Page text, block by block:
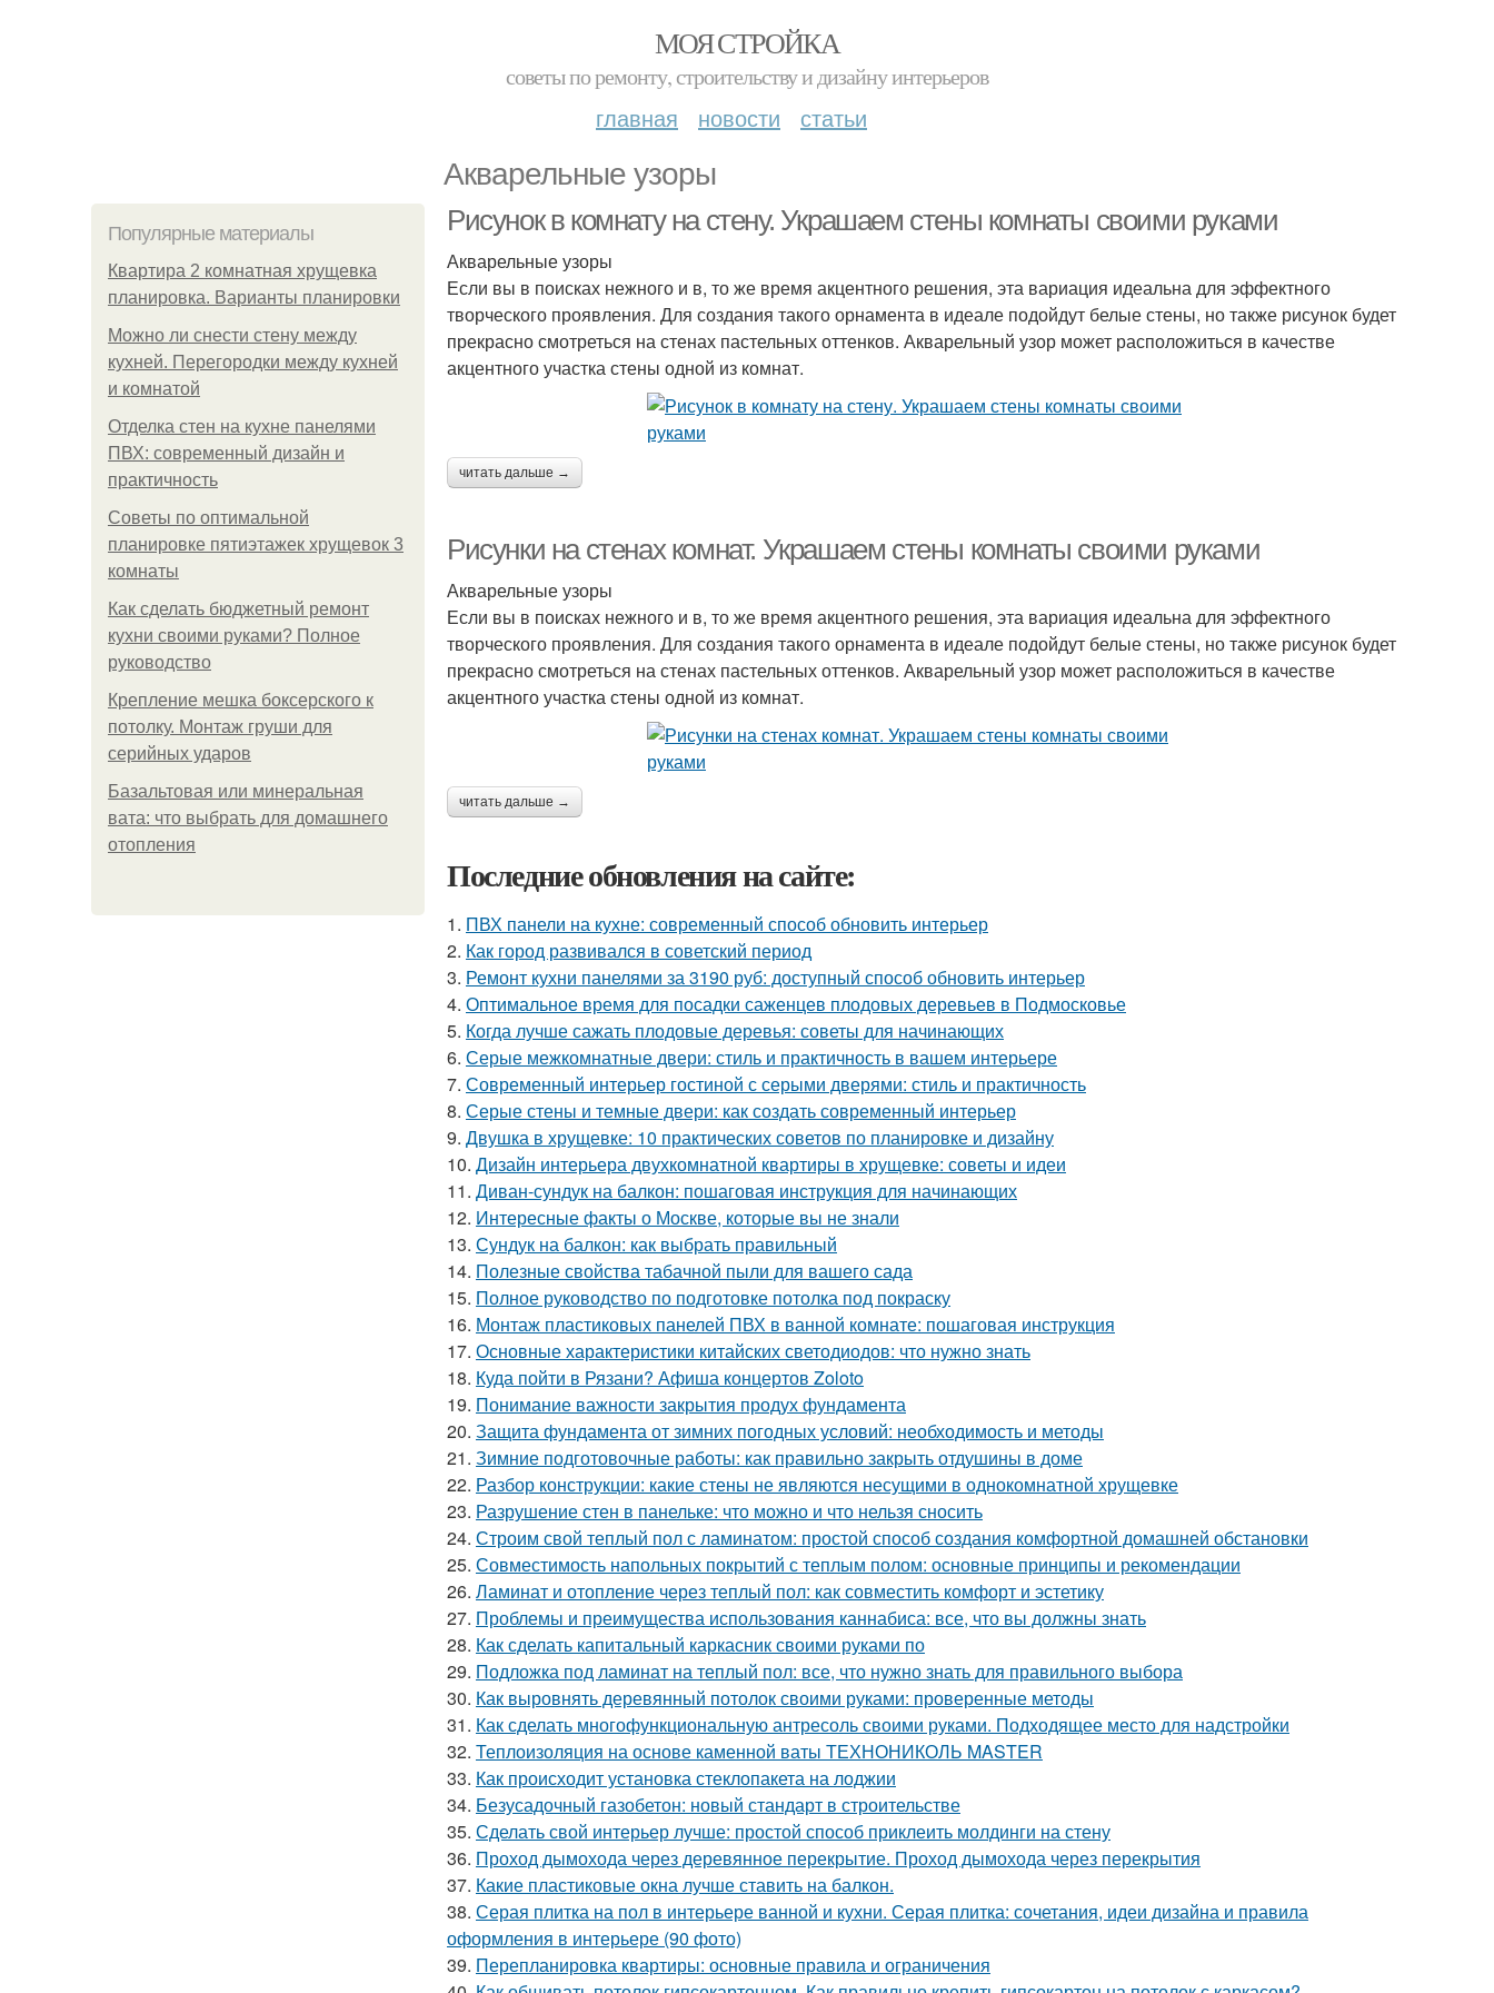
МОЯ СТРОЙКА
советы по ремонту, строительству и дизайну интерьеров
главная новости статьи
Акварельные узоры
Популярные материалы
Квартира 2 комнатная хрущевка
планировка. Варианты планировки
Можно ли снести стену между
кухней. Перегородки между кухней
и комнатой
Отделка стен на кухне панелями
ПВХ: современный дизайн и
практичность
Советы по оптимальной
планировке пятиэтажек хрущевок 3
комнаты
Как сделать бюджетный ремонт
кухни своими руками? Полное
руководство
Крепление мешка боксерского к
потолку. Монтаж груши для
серийных ударов
Базальтовая или минеральная
вата: что выбрать для домашнего
отопления
Рисунок в комнату на стену. Украшаем стены комнаты своими руками
Акварельные узоры
Если вы в поисках нежного и в, то же время акцентного решения, эта вариация идеальна для эффектного
творческого проявления. Для создания такого орнамента в идеале подойдут белые стены, но также рисунок будет
прекрасно смотреться на стенах пастельных оттенков. Акварельный узор может расположиться в качестве
акцентного участка стены одной из комнат.
читать дальше →
Рисунки на стенах комнат. Украшаем стены комнаты своими руками
Акварельные узоры
Если вы в поисках нежного и в, то же время акцентного решения, эта вариация идеальна для эффектного
творческого проявления. Для создания такого орнамента в идеале подойдут белые стены, но также рисунок будет
прекрасно смотреться на стенах пастельных оттенков. Акварельный узор может расположиться в качестве
акцентного участка стены одной из комнат.
читать дальше →
Последние обновления на сайте:
1. ПВХ панели на кухне: современный способ обновить интерьер
2. Как город развивался в советский период
3. Ремонт кухни панелями за 3190 руб: доступный способ обновить интерьер
4. Оптимальное время для посадки саженцев плодовых деревьев в Подмосковье
5. Когда лучше сажать плодовые деревья: советы для начинающих
6. Серые межкомнатные двери: стиль и практичность в вашем интерьере
7. Современный интерьер гостиной с серыми дверями: стиль и практичность
8. Серые стены и темные двери: как создать современный интерьер
9. Двушка в хрущевке: 10 практических советов по планировке и дизайну
10. Дизайн интерьера двухкомнатной квартиры в хрущевке: советы и идеи
11. Диван-сундук на балкон: пошаговая инструкция для начинающих
12. Интересные факты о Москве, которые вы не знали
13. Сундук на балкон: как выбрать правильный
14. Полезные свойства табачной пыли для вашего сада
15. Полное руководство по подготовке потолка под покраску
16. Монтаж пластиковых панелей ПВХ в ванной комнате: пошаговая инструкция
17. Основные характеристики китайских светодиодов: что нужно знать
18. Куда пойти в Рязани? Афиша концертов Zoloto
19. Понимание важности закрытия продух фундамента
20. Защита фундамента от зимних погодных условий: необходимость и методы
21. Зимние подготовочные работы: как правильно закрыть отдушины в доме
22. Разбор конструкции: какие стены не являются несущими в однокомнатной хрущевке
23. Разрушение стен в панельке: что можно и что нельзя сносить
24. Строим свой теплый пол с ламинатом: простой способ создания комфортной домашней обстановки
25. Совместимость напольных покрытий с теплым полом: основные принципы и рекомендации
26. Ламинат и отопление через теплый пол: как совместить комфорт и эстетику
27. Проблемы и преимущества использования каннабиса: все, что вы должны знать
28. Как сделать капитальный каркасник своими руками по
29. Подложка под ламинат на теплый пол: все, что нужно знать для правильного выбора
30. Как выровнять деревянный потолок своими руками: проверенные методы
31. Как сделать многофункциональную антресоль своими руками. Подходящее место для надстройки
32. Теплоизоляция на основе каменной ваты ТЕХНОНИКОЛЬ MASTER
33. Как происходит установка стеклопакета на лоджии
34. Безусадочный газобетон: новый стандарт в строительстве
35. Сделать свой интерьер лучше: простой способ приклеить молдинги на стену
36. Проход дымохода через деревянное перекрытие. Проход дымохода через перекрытия
37. Какие пластиковые окна лучше ставить на балкон.
38. Серая плитка на пол в интерьере ванной и кухни. Серая плитка: сочетания, идеи дизайна и правила
оформления в интерьере (90 фото)
39. Перепланировка квартиры: основные правила и ограничения